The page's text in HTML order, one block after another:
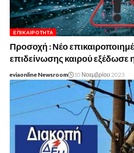
ΕΠΙΚΑΙΡΌΤΗΤΑ
Προσοχή : Νέο
επιδείνωσης καιρού εξέδωσε
eviaonline Newsroom 10 Νοεμβρίου 2023